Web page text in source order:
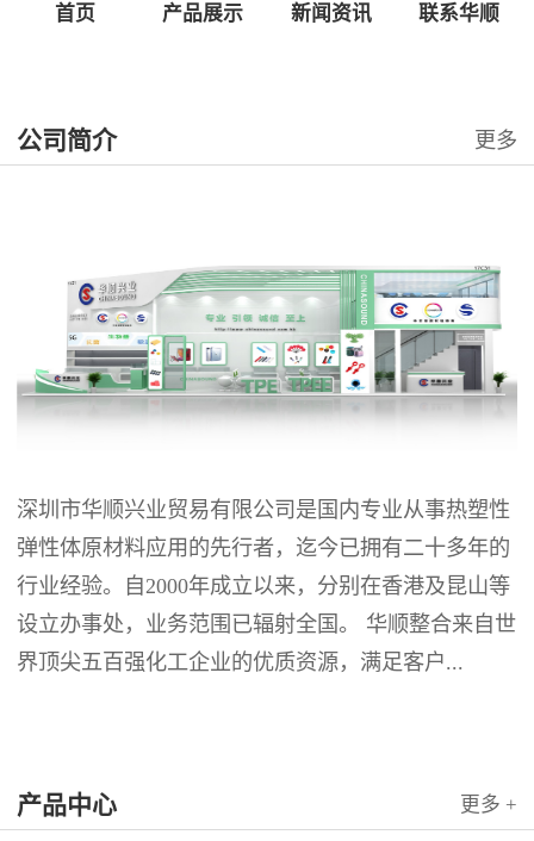
首页 产品展示 新闻资讯 联系华顺
公司简介 更多
深圳市华顺兴业贸易有限公司是国内专业从事热塑性
弹性体原材料应用的先行者，迄今已拥有二十多年的
行业经验。自2000年成立以来，分别在香港及昆山等
设立办事处，业务范围已辐射全国。 华顺整合来自世
界顶尖五百强化工企业的优质资源，满足客户...
产品中心 更多 +